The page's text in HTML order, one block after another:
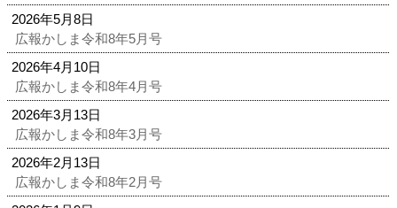
2026年5月8日
広報かしま令和8年5月号
2026年4月10日
広報かしま令和8年4月号
2026年3月13日
広報かしま令和8年3月号
2026年2月13日
広報かしま令和8年2月号